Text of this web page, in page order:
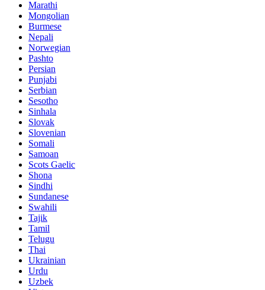
Marathi
Mongolian
Burmese
Nepali
Norwegian
Pashto
Persian
Punjabi
Serbian
Sesotho
Sinhala
Slovak
Slovenian
Somali
Samoan
Scots Gaelic
Shona
Sindhi
Sundanese
Swahili
Tajik
Tamil
Telugu
Thai
Ukrainian
Urdu
Uzbek